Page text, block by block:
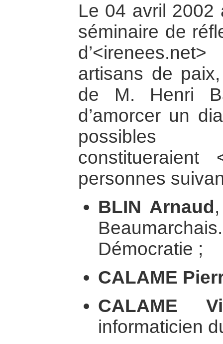
Le 04 avril
séminaire de
artisans de
de M. Henri
d’amorcer un
possibles
constitueraient
personnes
BLIN Arnaud
Démocratie ;
CALAME
CALAME
informaticien